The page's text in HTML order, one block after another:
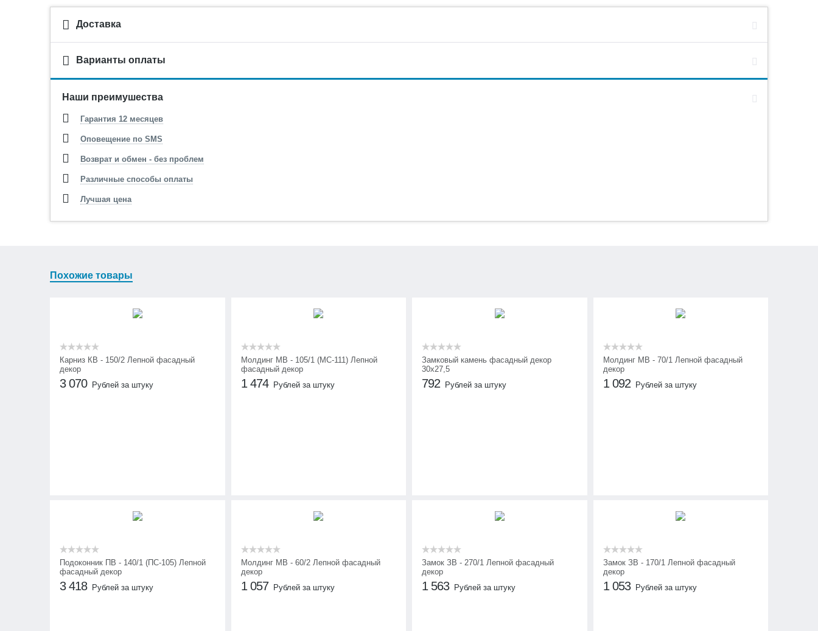
Доставка
Варианты оплаты
Наши преимушества
Гарантия 12 месяцев
Оповещение по SMS
Возврат и обмен - без проблем
Различные способы оплаты
Лучшая цена
Похожие товары
Карниз КВ - 150/2 Лепной фасадный
декор
3 070 Рублей за штуку
Молдинг МВ - 105/1 (МС-111) Лепной
фасадный декор
1 474 Рублей за штуку
Замковый камень фасадный декор
30х27,5
792 Рублей за штуку
Молдинг МВ - 70/1 Лепной фасадный
декор
1 092 Рублей за штуку
Подоконник ПВ - 140/1 (ПС-105) Лепной
фасадный декор
3 418 Рублей за штуку
Молдинг МВ - 60/2 Лепной фасадный
декор
1 057 Рублей за штуку
Замок ЗВ - 270/1 Лепной фасадный
декор
1 563 Рублей за штуку
Замок ЗВ - 170/1 Лепной фасадный
декор
1 053 Рублей за штуку